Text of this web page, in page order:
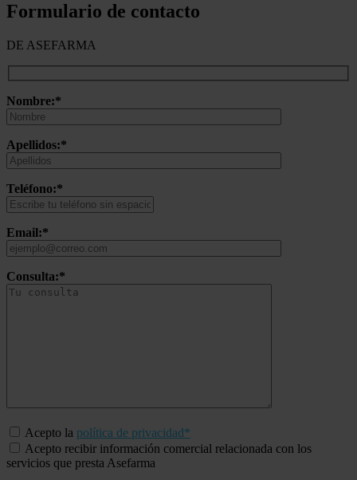
Formulario de contacto
DE ASEFARMA
Nombre:*
Apellidos:*
Teléfono:*
Email:*
Consulta:*
Acepto la política de privacidad*
Acepto recibir información comercial relacionada con los
servicios que presta Asefarma